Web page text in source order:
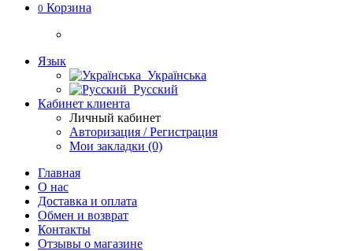
0 Корзина
Язык
Українська
Русский
Кабинет клиента
Личный кабинет
Авторизация / Регистрация
Мои закладки (0)
Главная
О нас
Доставка и оплата
Обмен и возврат
Контакты
Отзывы о магазине